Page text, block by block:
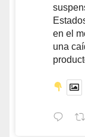
en el
una